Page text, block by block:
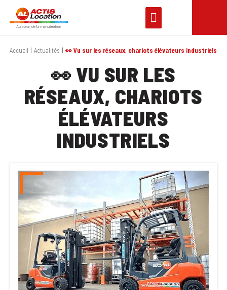
Accueil Actualités 👀 Vu sur les réseaux, chariots élévateurs industriels
👀 VU SUR LES
RÉSEAUX, CHARIOTS
ÉLÉVATEURS
INDUSTRIELS